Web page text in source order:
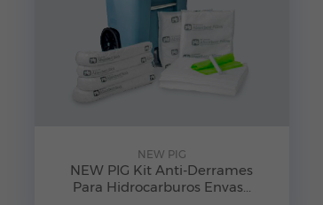
NEW PIG
NEW PIG Kit Anti-Derrames
Para Hidrocarburos Envas...